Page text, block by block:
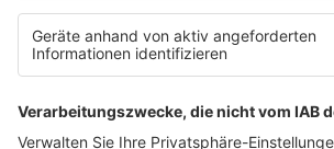
Datenschutzeinstellungen
Datenverarbeitung bei Gewinnspielen
Teilnahmebedingungen
Bildnachweise
KI-Leitlinie